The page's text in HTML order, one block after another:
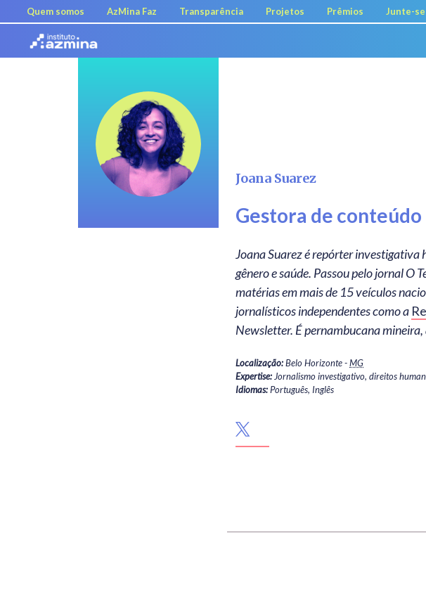
Quem somos AzMina Faz Transparência Projetos Prêmios Junte-se
Joana Suarez
Gestora de conteúdo
Joana Suarez é repórter investigativa há 10 anos, focada em direitos humanos e questões de
gênero e saúde. Passou pelo jornal O
matérias em mais de 15 veículos
jornalísticos independentes como a
Newsletter. É pernambucana
Localização Belo Horizonte-MG
Expertise Jornalismo investigativo, direitos
Idiomas Português Inglês